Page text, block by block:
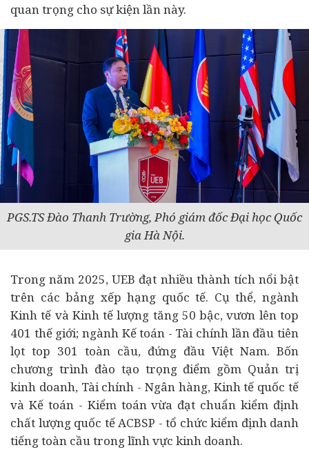
quan trọng cho sự kiện lần này.
PGS.TS Đào Thanh Trường, Phó giám đốc Đại học Quốc
gia Hà Nội.
Trong năm 2025, UEB đạt nhiều thành tích nổi bật
trên các bảng xếp hạng quốc tế. Cụ thể, ngành
Kinh tế và Kinh tế lượng tăng 50 bậc, vươn lên top
401 thế giới; ngành Kế toán - Tài chính lần đầu tiên
lọt top 301 toàn cầu, đứng đầu Việt Nam. Bốn
chương trình đào tạo trọng điểm gồm Quản trị
kinh doanh, Tài chính - Ngân hàng, Kinh tế quốc tế
và Kế toán - Kiểm toán vừa đạt chuẩn kiểm định
chất lượng quốc tế ACBSP - tổ chức kiểm định danh
tiếng toàn cầu trong lĩnh vực kinh doanh.